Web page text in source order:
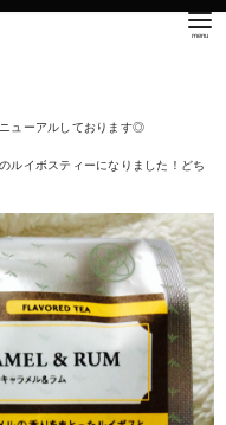
ューアルしております◎
ルイボスティーになりました！どち